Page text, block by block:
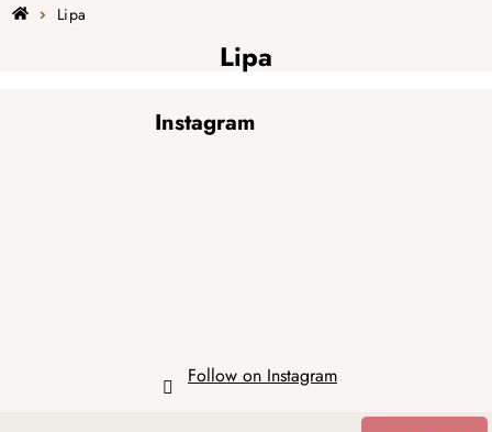
HomeLipa
Lipa
Instagram
Follow on Instagram